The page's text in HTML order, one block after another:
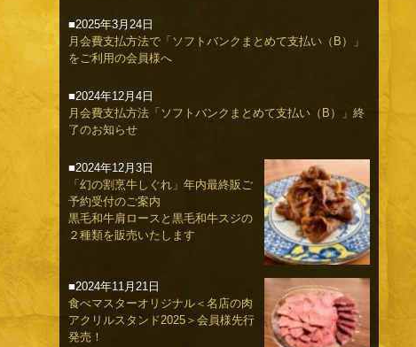
■2025年3月24日
月会費支払方法で「ソフトバンクまとめて支払い（B）」
をご利用の会員様へ
■2024年12月4日
月会費支払方法「ソフトバンクまとめて支払い（B）」終
了のお知らせ
■2024年12月3日
「幻の割烹牛しぐれ」年内最終販ご
予約受付のご案内
黒毛和牛肩ロースと黒毛和牛スジの
２種類を販売いたします
■2024年11月21日
食べマスターオリジナル＜名店の肉
アクリルスタンド2025＞会員様先行
発売！